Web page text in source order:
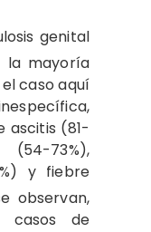
genital
mayoría
caso aquí
ascitis (81-
73%),
y fiebre
observan,
casos de